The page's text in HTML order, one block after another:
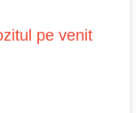
pe venit